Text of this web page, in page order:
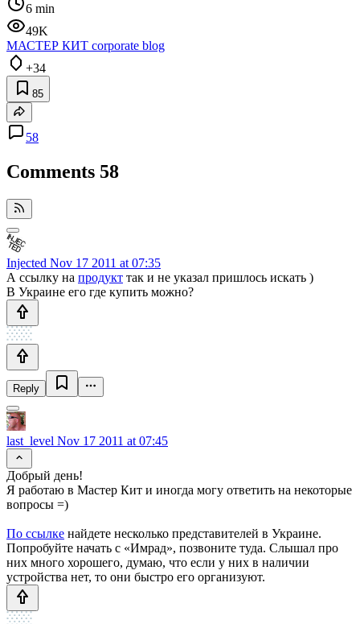
6 min
49K
МАСТЕР КИТ corporate blog
+34
85
58
Comments 58
Injected Nov 17 2011 at 07:35
А ссылку на продукт так и не указал пришлось искать )
В Украине его где купить можно?
Reply
last_level Nov 17 2011 at 07:45
Добрый день!
Я работаю в Мастер Кит и иногда могу ответить на некоторые
вопросы =)
По ссылке найдете несколько представителей в Украине.
Попробуйте начать с «Имрад», позвоните туда. Слышал про
них много хорошего, думаю, что если у них в наличии
устройства нет, то они быстро его организуют.